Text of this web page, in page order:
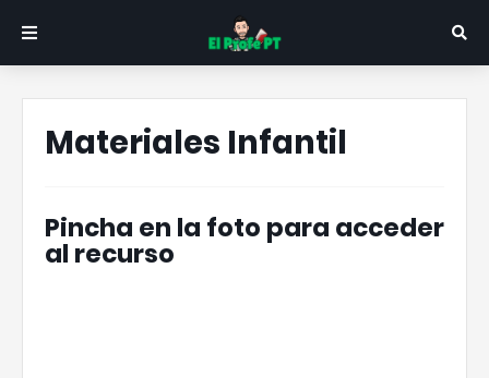
Materiales Infantil
Pincha en la foto para acceder
al recurso